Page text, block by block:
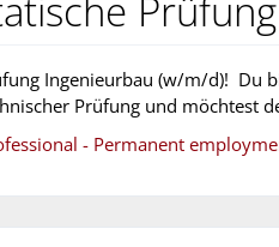
Ingenieurbau (w/m/d)! Du
Prüfung und möchtest
- Permanent